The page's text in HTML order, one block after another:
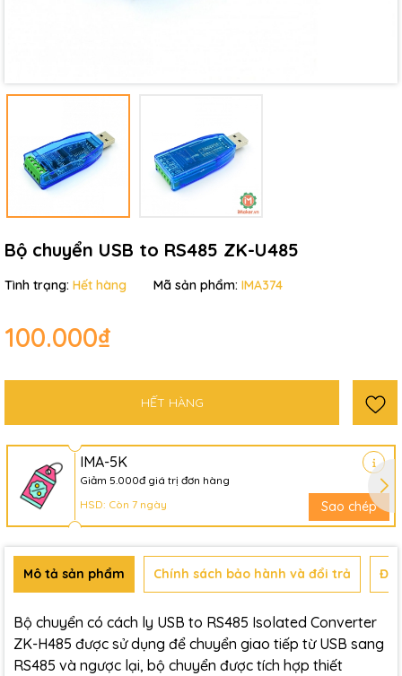
Bộ chuyển USB to RS485 ZK-U485
Tình trạng: Hết hàng Mã sản phẩm: IMA374
100.000₫
HẾT HÀNG
IMA-5K
Giảm 5.000đ giá trị đơn hàng
HSD: Còn 7 ngày
Sao chép
Mô tả sản phẩm Chính sách bảo hành và đổi trả
Bộ chuyển có cách ly USB to RS485 Isolated Converter
ZK-H485 được sử dụng để chuyển giao tiếp từ USB sang
RS485 và ngược lại, bộ chuyển được tích hợp thiết